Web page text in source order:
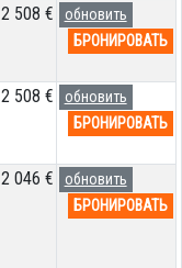
2 508 €
обновить
БРОНИРОВАТЬ
2 508 €
обновить
БРОНИРОВАТЬ
2 046 €
обновить
БРОНИРОВАТЬ